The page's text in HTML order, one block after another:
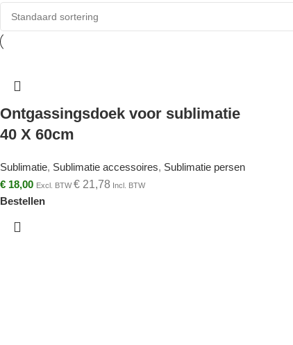
Ontgassingsdoek voor sublimatie
40 X 60cm
Sublimatie, Sublimatie accessoires, Sublimatie persen
€ 18,00 Excl. BTW€ 21,78 Incl. BTW
Bestellen